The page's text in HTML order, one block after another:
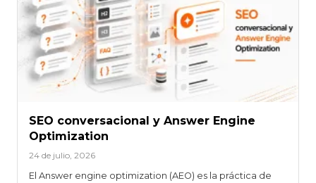
SEO conversacional y Answer Engine
Optimization
24 de julio, 2026
El Answer engine optimization (AEO) es la práctica de